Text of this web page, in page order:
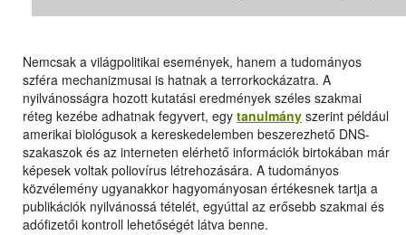
Nemcsak a világpolitikai események, hanem a tudományos
szféra mechanizmusai is hatnak a terrorkockázatra. A
nyilvánosságra hozott kutatási eredmények széles szakmai
réteg kezébe adhatnak fegyvert, egy tanulmány szerint például
amerikai biológusok a kereskedelemben beszerezhető DNS-
szakaszok és az interneten elérhető információk birtokában már
képesek voltak poliovírus létrehozására. A tudományos
közvélemény ugyanakkor hagyományosan értékesnek tartja a
publikációk nyilvánossá tételét, egyúttal az erősebb szakmai és
adófizetői kontroll lehetőségét látva benne.